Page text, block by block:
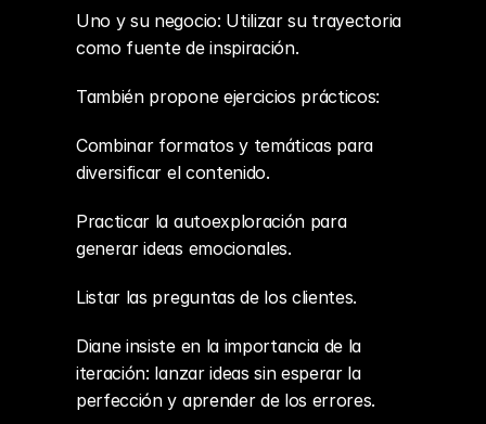
Uno y su negocio: Utilizar su trayectoria
como fuente de inspiración.
También propone ejercicios prácticos:
Combinar formatos y temáticas para
diversificar el contenido.
Practicar la autoexploración para
generar ideas emocionales.
Listar las preguntas de los clientes.
Diane insiste en la importancia de la
iteración: lanzar ideas sin esperar la
perfección y aprender de los errores.